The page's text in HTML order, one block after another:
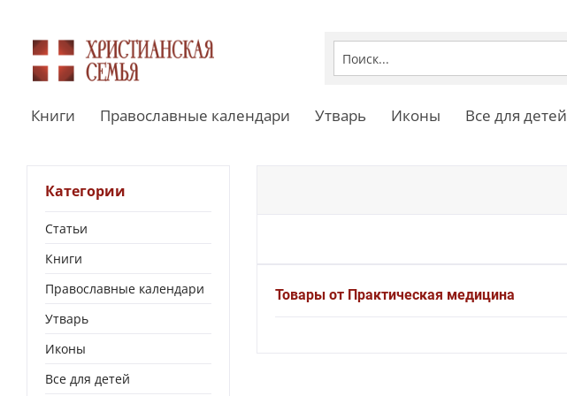
Книги Православные календари Утварь Иконы Все для детей
Категории
Статьи
Книги
Православные календари
Утварь
Иконы
Все для детей
Товары от Практическая медицина